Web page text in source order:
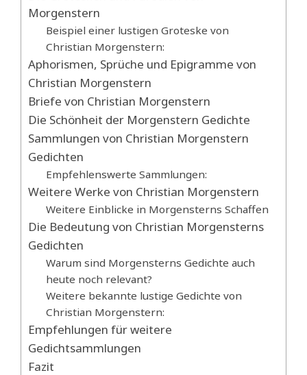
Morgenstern
Beispiel einer lustigen Groteske von
Christian Morgenstern:
Aphorismen, Sprüche und Epigramme von
Christian Morgenstern
Briefe von Christian Morgenstern
Die Schönheit der Morgenstern Gedichte
Sammlungen von Christian Morgenstern
Gedichten
Empfehlenswerte Sammlungen:
Weitere Werke von Christian Morgenstern
Weitere Einblicke in Morgensterns Schaffen
Die Bedeutung von Christian Morgensterns
Gedichten
Warum sind Morgensterns Gedichte auch
heute noch relevant?
Weitere bekannte lustige Gedichte von
Christian Morgenstern:
Empfehlungen für weitere
Gedichtsammlungen
Fazit